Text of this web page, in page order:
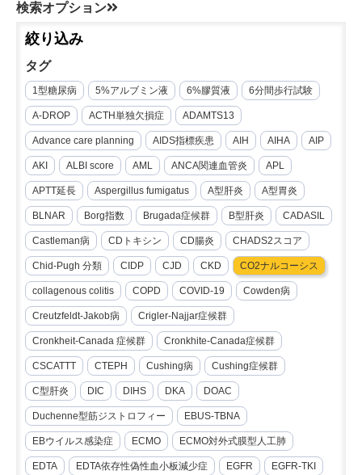
検索オプション
絞り込み
タグ
1型糖尿病 5%アルブミン液 6%膠質液 6分間歩行試験
A-DROP ACTH単独欠損症 ADAMTS13
Advance care planning AIDS指標疾患 AIH AIHA AIP
AKI ALBI score AML ANCA関連血管炎 APL
APTT延長 Aspergillus fumigatus A型肝炎 A型胃炎
BLNAR Borg指数 Brugada症候群 B型肝炎 CADASIL
Castleman病 CDトキシン CD腸炎 CHADS2スコア
Chid-Pugh 分類 CIDP CJD CKD CO2ナルコーシス
collagenous colitis COPD COVID-19 Cowden病
Creutzfeldt-Jakob病 Crigler-Najjar症候群
Cronkheit-Canada 症候群 Cronkhite-Canada症候群
CSCATTT CTEPH Cushing病 Cushing症候群
C型肝炎 DIC DIHS DKA DOAC
Duchenne型筋ジストロフィー EBUS-TBNA
EBウイルス感染症 ECMO ECMO対外式膜型人工肺
EDTA EDTA依存性偽性血小板減少症 EGFR EGFR-TKI